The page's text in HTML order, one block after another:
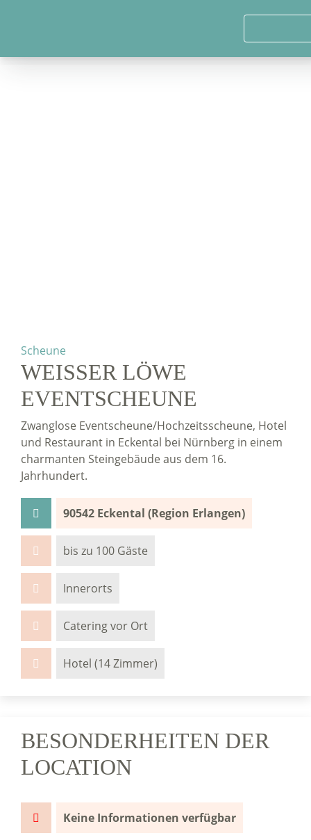
Scheune
WEISSER LÖWE
EVENTSCHEUNE
Zwanglose Eventscheune/Hochzeitsscheune, Hotel
und Restaurant in Eckental bei Nürnberg in einem
charmanten Steingebäude aus dem 16.
Jahrhundert.
90542 Eckental (Region Erlangen)
bis zu 100 Gäste
Innerorts
Catering vor Ort
Hotel (14 Zimmer)
BESONDERHEITEN DER
LOCATION
Keine Informationen verfügbar